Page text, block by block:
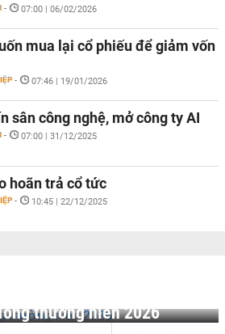
- 07:00 | 06/02/2026
mua lại cổ phiếu để giảm vốn
- 07:46 | 19/01/2026
sân công nghệ, mở công ty AI
- 07:00 | 31/12/2025
hoãn trả cổ tức
- 10:45 | 22/12/2025
thường niên 2026